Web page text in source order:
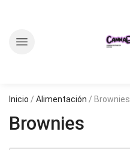
Inicio / Alimentación / Brownies
Brownies